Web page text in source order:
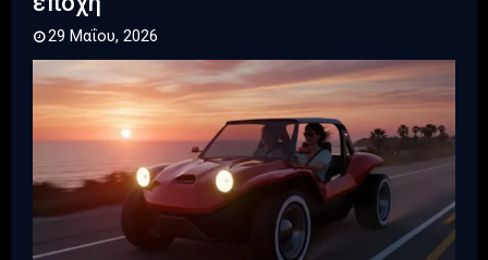
29 Μαΐου, 2026